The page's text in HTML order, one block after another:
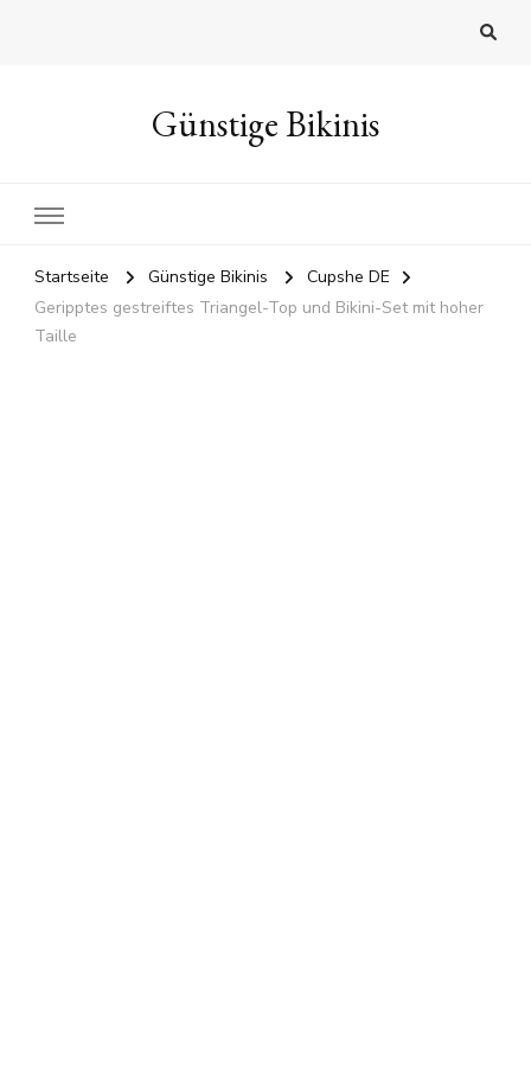
Günstige Bikinis
Startseite Günstige Bikinis
Cupshe DE
Geripptes gestreiftes Triangel-Top und Bikini-Set mit hoher
Taille